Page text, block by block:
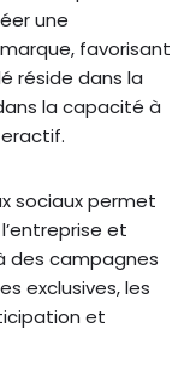
une
favorisant
réside dans la
la capacité à
sociaux permet
et
des campagnes
exclusives, les
et